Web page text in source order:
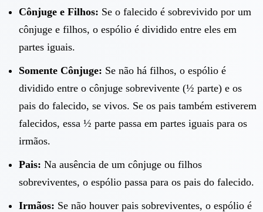
Cônjuge e Filhos: Se o falecido é sobrevivido por um
cônjuge e filhos, o espólio é dividido entre eles em
partes iguais.
Somente Cônjuge: Se não há filhos, o espólio é
dividido entre o cônjuge sobrevivente (½ parte) e os
pais do falecido, se vivos. Se os pais também estiverem
falecidos, essa ½ parte passa em partes iguais para os
irmãos.
Pais: Na ausência de um cônjuge ou filhos
sobreviventes, o espólio passa para os pais do falecido.
Irmãos: Se não houver pais sobreviventes, o espólio é